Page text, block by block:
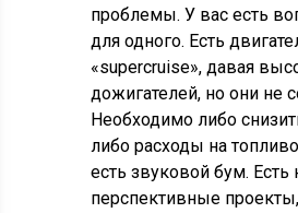
проблемы. У вас есть
для одного. Есть
«supercruise», давая
дожигателей, но они не
Необходимо либо
либо расходы на
есть звуковой бум.
перспективные